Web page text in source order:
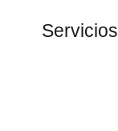
Servicios